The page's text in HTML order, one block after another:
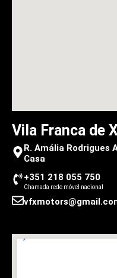
Vila Franca de
R. Amália Rodrigues
Casa
+351 218 055 750
Chamada rede móvel nacional